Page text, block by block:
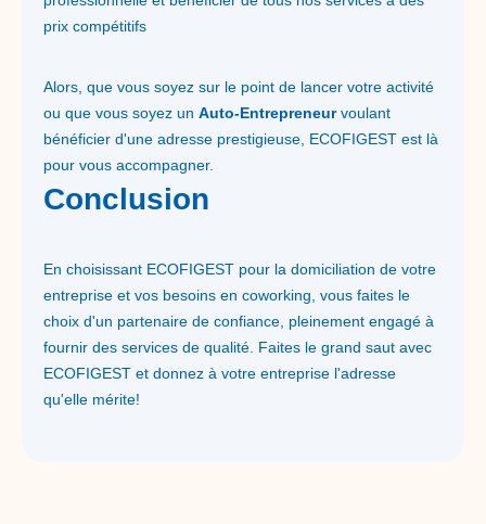
prix compétitifs
Alors, que vous soyez sur le point de lancer votre activité
ou que vous soyez un Auto-Entrepreneurvoulant
bénéficier d'une adresse prestigieuse, ECOFIGEST est là
pour vous accompagner.
Conclusion
En choisissant ECOFIGEST pour la domiciliation de votre
entreprise et vos besoins en coworking, vous faites le
choix d'un partenaire de confiance, pleinement engagé à
fournir des services de qualité. Faites le grand saut avec
ECOFIGEST et donnez à votre entreprise l'adresse
qu'elle mérite!